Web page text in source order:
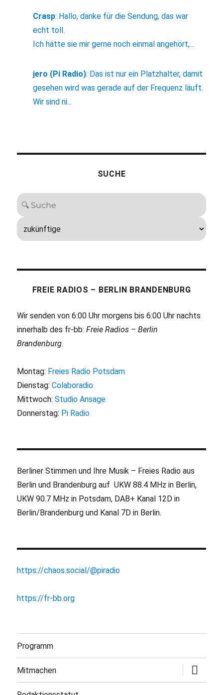
Crasp: Hallo, danke für die Sendung, das war
echt toll.
Ich hätte sie mir gerne noch einmal angehört,...
jero (Pi Radio): Das ist nur ein Platzhalter, damit
gesehen wird was gerade auf der Frequenz läuft.
Wir sind ni...
SUCHE
FREIE RADIOS – BERLIN BRANDENBURG
Wir senden von 6:00 Uhr morgens bis 6:00 Uhr nachts
innerhalb des fr-bb:Freie Radios – Berlin
Brandenburg.
Montag: Freies Radio Potsdam
Dienstag:Colaboradio
Mittwoch:Studio Ansage
Donnerstag: Pi Radio
Berliner Stimmen und Ihre Musik – Freies Radio aus
Berlin und Brandenburg auf UKW 88.4 MHz in Berlin,
UKW 90.7 MHz in Potsdam, DAB+ Kanal 12D in
Berlin/Brandenburg und Kanal 7D in Berlin.
https://chaos.social/@piradio
https://fr-bb.org
Programm
Mitmachen
öffnen